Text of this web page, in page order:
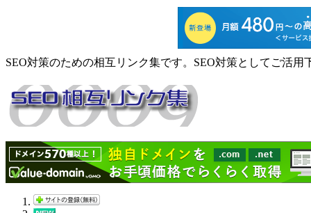
SEO対策のための相互リンク集です。SEO対策としてご活用